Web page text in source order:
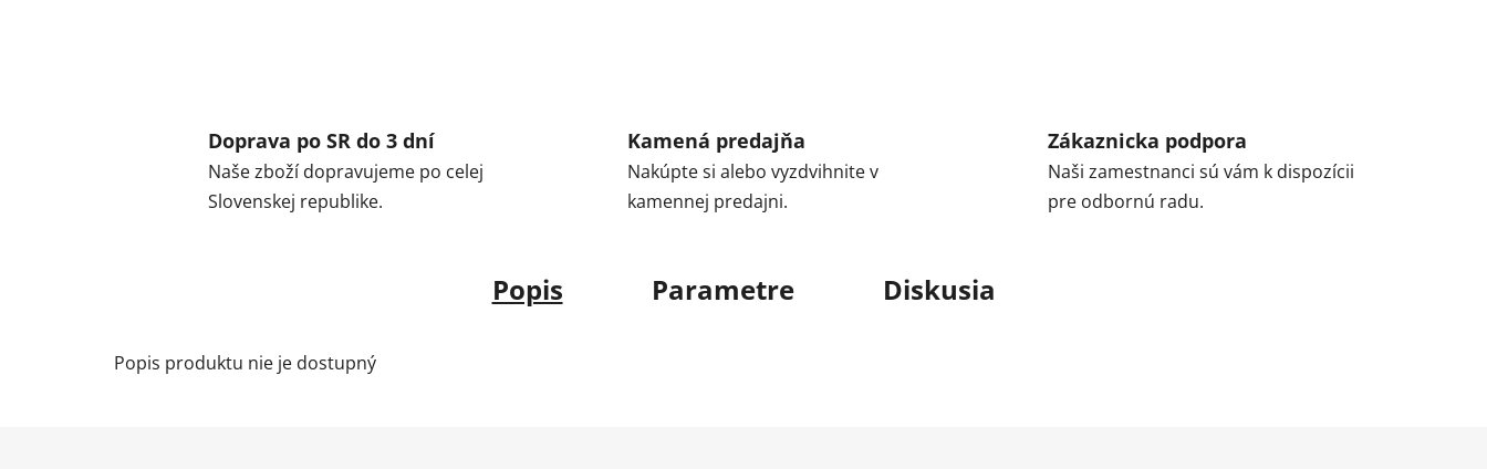
Doprava po SR do 3 dní
Naše zboží dopravujeme po celej
Slovenskej republike.
Kamená predajňa
Nakúpte si alebo vyzdvihnite v
kamennej predajni.
Zákaznicka podpora
Naši zamestnanci sú vám k dispozícii
pre odbornú radu.
Popis Parametre Diskusia
Popis produktu nie je dostupný